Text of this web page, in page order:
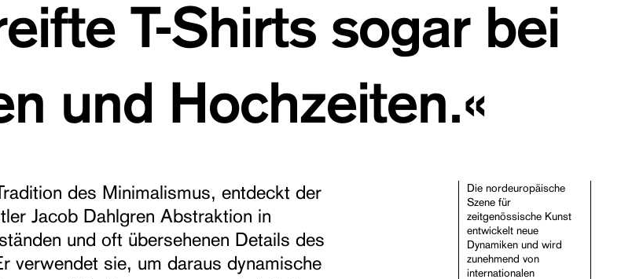
T-Shirts sogar bei
und Hochzeiten.«
Die nordeuropäische
Szene für
zeitgenössische Kunst
entwickelt neue
Dynamiken und wird
zunehmend von
internationalen
des Minimalismus, entdeckt der
Jacob Dahlgren Abstraktion in
und oft übersehenen Details des
verwendet sie, um daraus dynamische